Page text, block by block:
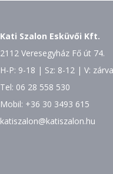
Kati Szalon Esküvői Kft.
2112 Veresegyház Fő út 74.
H-P: 9-18 | Sz: 8-12 | V: zárva
Tel: 06 28 558 530
Mobil: +36 30 3493 615
katiszalon@katiszalon.hu